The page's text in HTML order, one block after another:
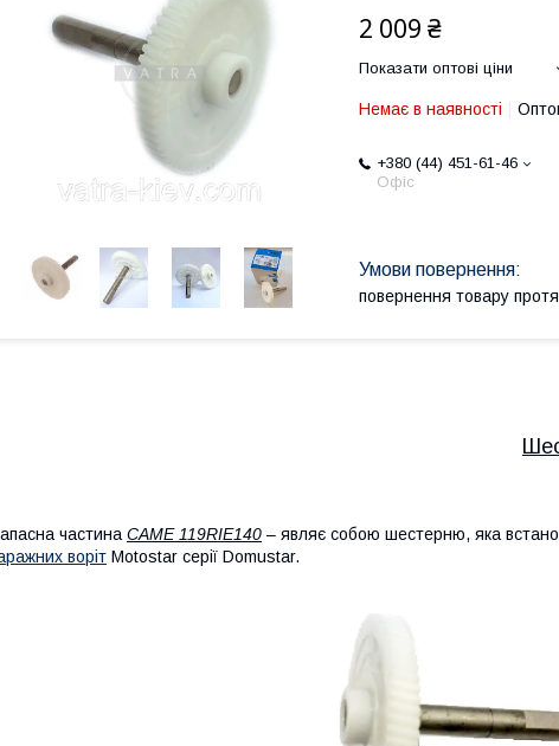
2 009 ₴
Показати оптові ціни
Немає в наявності
+380 (44) 451-61-46
Офіс
повернення товару
частинаCAME 119RIE140 – являє собою шестерню, яка
воріт Motostar серії Domustar.